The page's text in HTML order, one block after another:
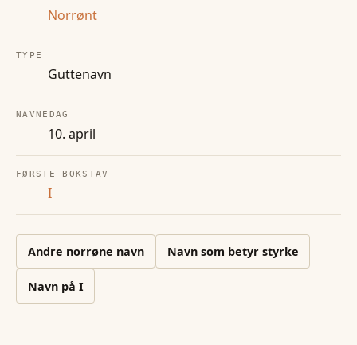
Norrønt
TYPE
Guttenavn
NAVNEDAG
10. april
FØRSTE BOKSTAV
I
Andre norrøne navn Navn som betyr styrke
Navn på I